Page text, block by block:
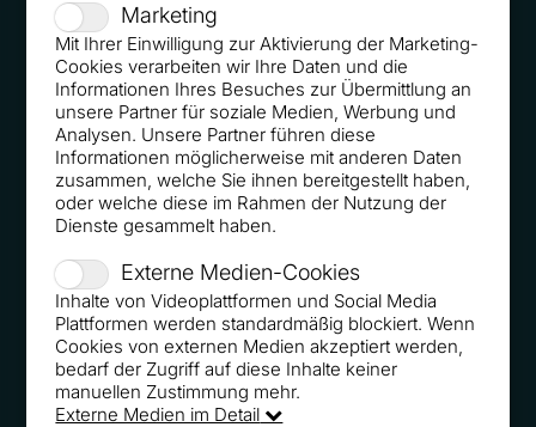
Marketing
Mit Ihrer Einwilligung zur Aktivierung der Marketing-
Cookies verarbeiten wir Ihre Daten und die
Informationen Ihres Besuches zur Übermittlung an
unsere Partner für soziale Medien, Werbung und
Analysen. Unsere Partner führen diese
Informationen möglicherweise mit anderen Daten
zusammen, welche Sie ihnen bereitgestellt haben,
oder welche diese im Rahmen der Nutzung der
Dienste gesammelt haben.
Externe Medien-Cookies
Inhalte von Videoplattformen und Social Media
Plattformen werden standardmäßig blockiert. Wenn
Cookies von externen Medien akzeptiert werden,
bedarf der Zugriff auf diese Inhalte keiner
manuellen Zustimmung mehr.
Externe Medien im Detail
Fiese Verpackungstricks: So führen uns Konzerne
beim Einkauf an der Nase herum
Fleisch immer auf Seite eins: Die Prospekt-Tricks der
Günstige Schnäppchen? Das sind die Tricks der